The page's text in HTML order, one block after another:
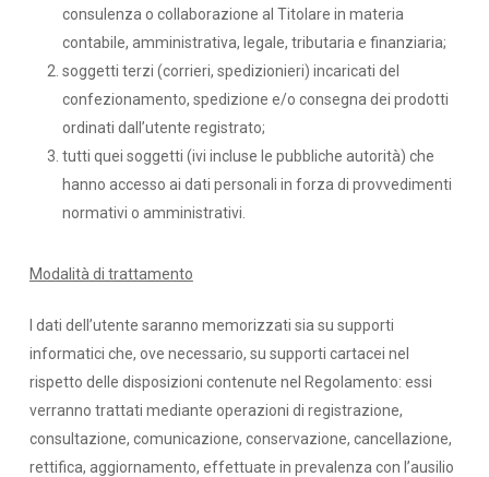
consulenza o collaborazione al Titolare in materia
contabile, amministrativa, legale, tributaria e finanziaria;
soggetti terzi (corrieri, spedizionieri) incaricati del
confezionamento, spedizione e/o consegna dei prodotti
ordinati dall’utente registrato;
tutti quei soggetti (ivi incluse le pubbliche autorità) che
hanno accesso ai dati personali in forza di provvedimenti
normativi o amministrativi.
Modalità di trattamento
I dati dell’utente saranno memorizzati sia su supporti
informatici che, ove necessario, su supporti cartacei nel
rispetto delle disposizioni contenute nel Regolamento: essi
verranno trattati mediante operazioni di registrazione,
consultazione, comunicazione, conservazione, cancellazione,
rettifica, aggiornamento, effettuate in prevalenza con l’ausilio